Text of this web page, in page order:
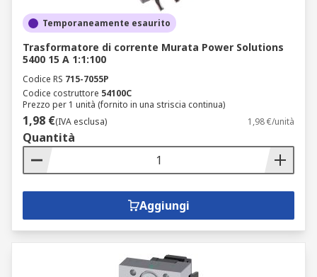
Temporaneamente esaurito
Trasformatore di corrente Murata Power Solutions
5400 15 A 1:1:100
Codice RS 715-7055P
Codice costruttore 54100C
Prezzo per 1 unità (fornito in una striscia continua)
1,98 €(IVA esclusa) 1,98 €/unità
Quantità
Aggiungi